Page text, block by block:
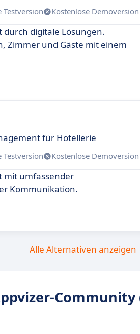
Testversion Kostenlose Demoversion
digitale Lösungen.
Zimmer und Gäste mit einem
für Hotellerie
Testversion Kostenlose Demoversion
mit umfassender
Kommunikation.
Alle Alternativen anzeigen
Community